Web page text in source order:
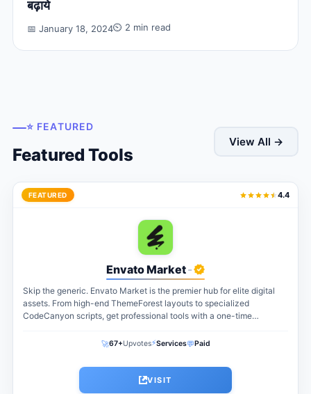
बढ़ाये
📅 January 18, 2024⏲ 2 min read
⭐ FEATURED
Featured Tools
View All →
FEATURED 4.4
Envato Market-
Skip the generic. Envato Market is the premier hub for elite digital
assets. From high-end ThemeForest layouts to specialized
CodeCanyon scripts, get professional tools with a one-time
🚀67+Upvotes⚡Services💬Paid
VISIT